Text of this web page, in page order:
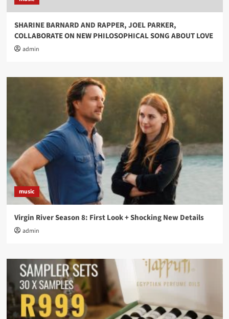
SHARINE BARNARD AND RAPPER, JOEL PARKER,
COLLABORATE ON NEW PHILOSOPHICAL SONG ABOUT LOVE
admin
music
Virgin River Season 8: First Look + Shocking New Details
admin